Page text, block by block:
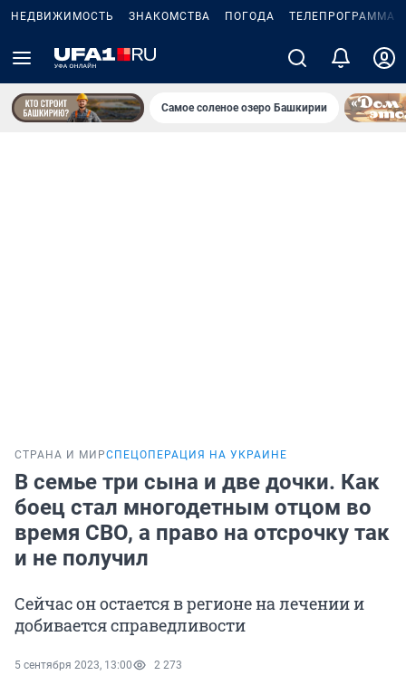
НЕДВИЖИМОСТЬ ЗНАКОМСТВА ПОГОДА ТЕЛЕПРОГРАММА
Самое соленое озеро Башкирии
СТРАНА И МИРСПЕЦОПЕРАЦИЯ НА УКРАИНЕ
В семье три сына и две дочки. Как
боец стал многодетным отцом во
время СВО, а право на отсрочку так
и не получил
Сейчас он остается в регионе на лечении и
добивается справедливости
5 сентября 2023, 13:00 2 273